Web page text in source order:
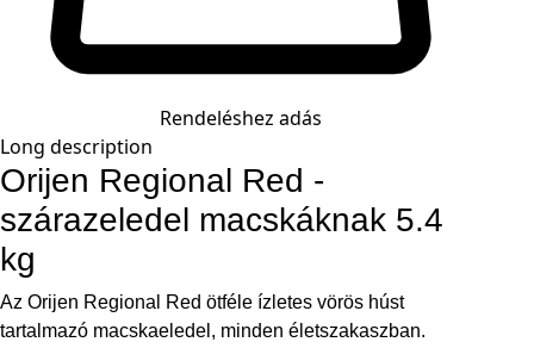
Rendeléshez adás
Long description
Orijen Regional Red -
szárazeledel macskáknak 5.4
kg
Az Orijen Regional Red ötféle ízletes vörös húst
tartalmazó macskaeledel, minden életszakaszban.